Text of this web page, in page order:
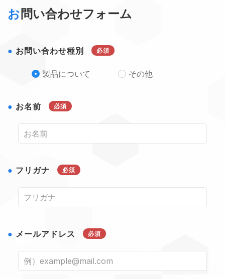
お 問い合わせフォーム
お問い合わせ種別 必須
製品について その他
お名前 必須
フリガナ 必須
メールアドレス 必須